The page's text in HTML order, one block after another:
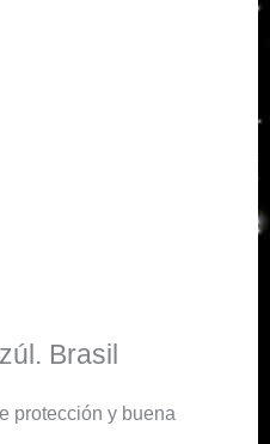
Brasil
protección y buena